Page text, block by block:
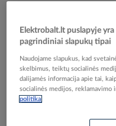
Skip
the
beginning
Reali prekė gali
SELEC TO R
ZB5AG0820,
Elektrobalt.lt puslapyje
pagrindiniai slapukų tipai
Naudojame slapukus, kad
skelbimus, teiktų socialinės
dalijamės informacija apie tai,
socialinės medijos, reklamavimo
politika